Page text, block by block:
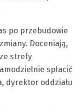
po przebudowie
Doceniają,
strefy
spłacić
dyrektor oddziału